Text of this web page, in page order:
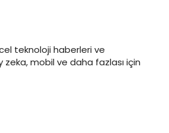
teknoloji haberleri ve
mobil ve daha fazlası için